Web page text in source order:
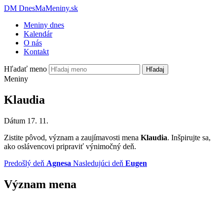
DM DnesMaMeniny.sk
Meniny dnes
Kalendár
O nás
Kontakt
Hľadať meno Hľadaj
Meniny
Klaudia
Dátum 17. 11.
Zistite pôvod, význam a zaujímavosti mena Klaudia. Inšpirujte sa,
ako oslávencovi pripraviť výnimočný deň.
Predošlý deň Agnesa Nasledujúci deň Eugen
Význam mena